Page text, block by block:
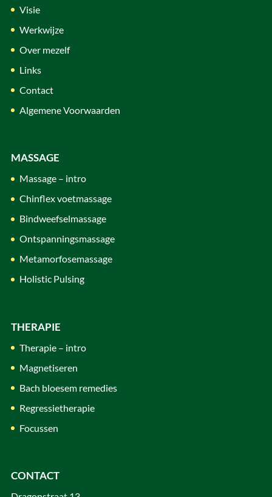
Visie
Werkwijze
Over mezelf
Links
Contact
Algemene Voorwaarden
MASSAGE
Massage – intro
Chinflex voetmassage
Bindweefselmassage
Ontspanningsmassage
Metamorfosemassage
Holistic Pulsing
THERAPIE
Therapie – intro
Magnetiseren
Bach bloesem remedies
Regressietherapie
Focussen
CONTACT